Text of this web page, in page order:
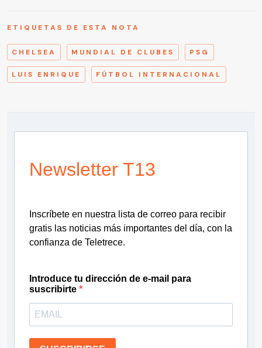
ETIQUETAS DE ESTA NOTA
CHELSEA MUNDIAL DE CLUBES PSG
LUIS ENRIQUE FÚTBOL INTERNACIONAL
Newsletter T13
Inscríbete en nuestra lista de correo para recibir
gratis las noticias más importantes del día, con la
confianza de Teletrece.
Introduce tu dirección de e-mail para
suscribirte